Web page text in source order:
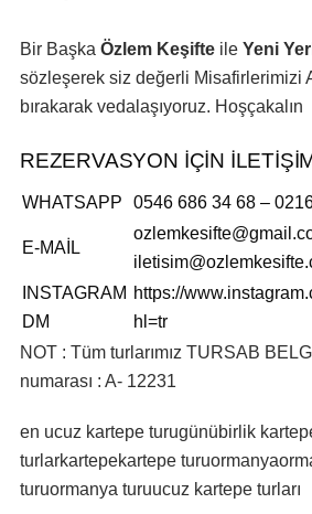
Bir Başka Özlem Keşifte ile Yeni
sözleşerek siz değerli Misafirlerimizi
bırakarak vedalaşıyoruz. Hoşçakalın
REZERVASYON İÇİN
WHATSAPP 0546 686 34 68 –
E-MAİL
INSTAGRAM
DM
https://
hl=tr
NOT : Tüm turlarımız TURSAB
numarası : A- 12231
en ucuz kartepe turugünübirlik
turlarkartepekartepe turuormanya
turuormanya turuucuz kartepe turları